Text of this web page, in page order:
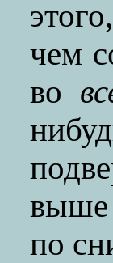
чем
во
выше
по